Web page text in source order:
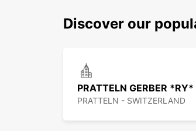
Discover our
PRATTELN GERBER *RY*
PRATTELN - SWITZERLAND